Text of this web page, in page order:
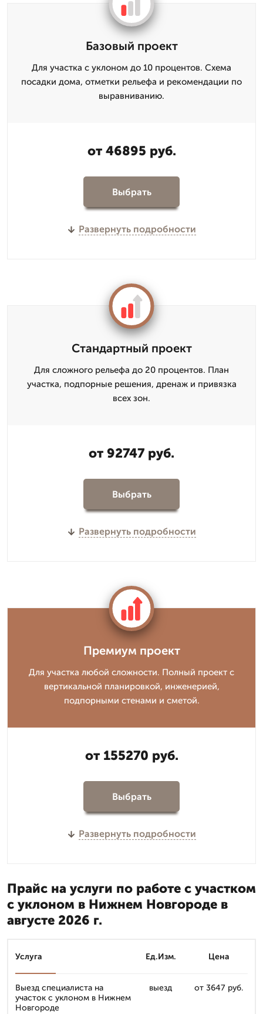
Базовый проект
Для участка с уклоном до 10 процентов. Схема
посадки дома, отметки рельефа и рекомендации по
выравниванию.
от 46895 руб.
Выбрать
Развернуть подробности
Стандартный проект
Для сложного рельефа до 20 процентов. План
участка, подпорные решения, дренаж и привязка
всех зон.
от 92747 руб.
Выбрать
Развернуть подробности
Премиум проект
Для участка любой сложности. Полный проект с
вертикальной планировкой, инженерией,
подпорными стенами и сметой.
от 155270 руб.
Выбрать
Развернуть подробности
Прайс на услуги по работе с участком
с уклоном в Нижнем Новгороде в
августе 2026 г.
Услуга Ед.Изм. Цена
Выезд специалиста на
участок с уклоном в Нижнем
Новгороде
выезд от 3647 руб.